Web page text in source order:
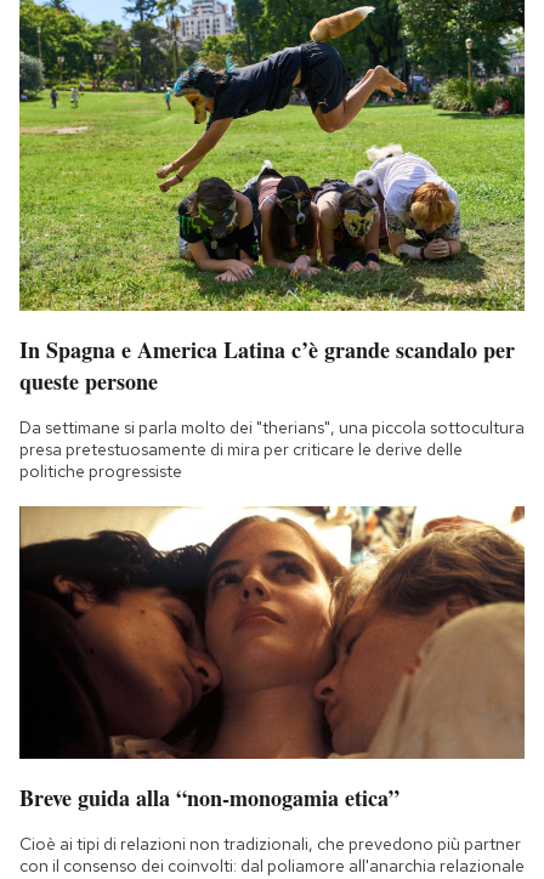
In Spagna e America Latina c’è grande scandalo per
queste persone
Da settimane si parla molto dei "therians", una piccola sottocultura
presa pretestuosamente di mira per criticare le derive delle
politiche progressiste
Breve guida alla “non-monogamia etica”
Cioè ai tipi di relazioni non tradizionali, che prevedono più partner
con il consenso dei coinvolti: dal poliamore all'anarchia relazionale